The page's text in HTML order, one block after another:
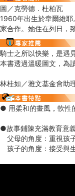
圖／克勞德．杜柏瓦
1960年出生於韋爾維耶
家合作。她住在列日，
騎士之所以快樂，是遇
本書透過溫暖圖文，為
林桂如／雅文基金會助
● 用柔和的畫風，軟性
●故事鋪陳充滿教育意
父母的角度：重視孩
孩子的角度：接受與